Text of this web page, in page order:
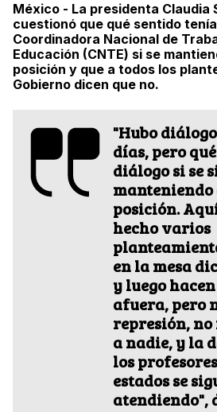
México - La presidenta Claudia
cuestionó que qué sentido
Coordinadora Nacional de
Educación (CNTE) si se
posición y que a todos los
Gobierno dicen que no.
"Hubo
días, pero
diálogo si se
posición.
hecho varios
en la mesa
y luego
afuera, pero
represión,
a nadie, y la
los
estados se
atendiendo",